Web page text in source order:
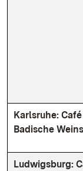
Karlsruhe: Café
Badische
Ludwigsburg: